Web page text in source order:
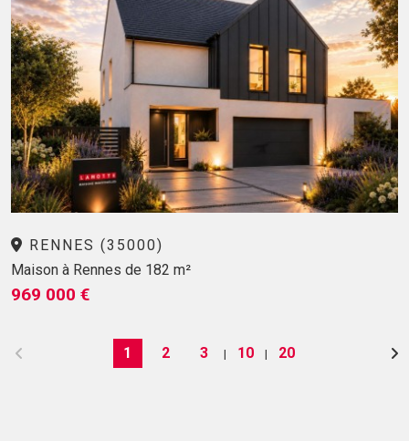
RENNES (35000)
Maison à Rennes de 182 m²
969 000 €
1 2 3 | 10 | 20